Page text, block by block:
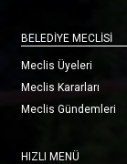
BELEDİYE MECLİSİ
Meclis Üyeleri
Meclis Kararları
Meclis Gündemleri
HIZLI MENÜ